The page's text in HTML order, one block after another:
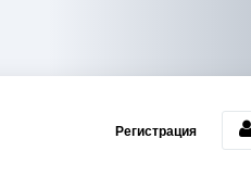
Регистрация